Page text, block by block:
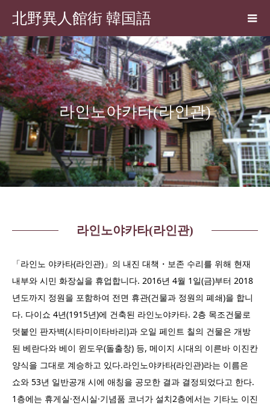
北野異人館街 韓国語
라인노야카타(라인관)
라인노야카타(라인관)
「라인노 야카타(라인관)」의 내진 대책・보존 수리를 위해 현재
내부와 시민 화장실을 휴업합니다. 2016년 4월 1일(금)부터 2018
년도까지 정원을 포함하여 전면 휴관(건물과 정원의 폐쇄)을 합니
다. 다이쇼 4년(1915년)에 건축된 라인노야카타. 2층 목조건물로
덧붙인 판자벽(시타미이타바리)과 오일 페인트 칠의 건물은 개방
된 베란다와 베이 윈도우(돌출창) 등, 메이지 시대의 이른바 이진칸
양식을 그대로 계승하고 있다.라인노야카타(라인관)라는 이름은
쇼와 53년 일반공개 시에 애칭을 공모한 결과 결정되었다고 한다.
1층에는 휴게실·전시실·기념품 코너가 설치2층에서는 기타노 이진